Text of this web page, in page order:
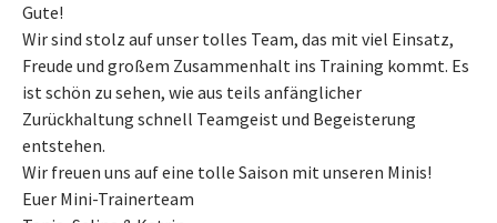
Gute!
Wir sind stolz auf unser tolles Team, das mit viel Einsatz,
Freude und großem Zusammenhalt ins Training kommt. Es
ist schön zu sehen, wie aus teils anfänglicher
Zurückhaltung schnell Teamgeist und Begeisterung
entstehen.
Wir freuen uns auf eine tolle Saison mit unseren Minis!
Euer Mini-Trainerteam